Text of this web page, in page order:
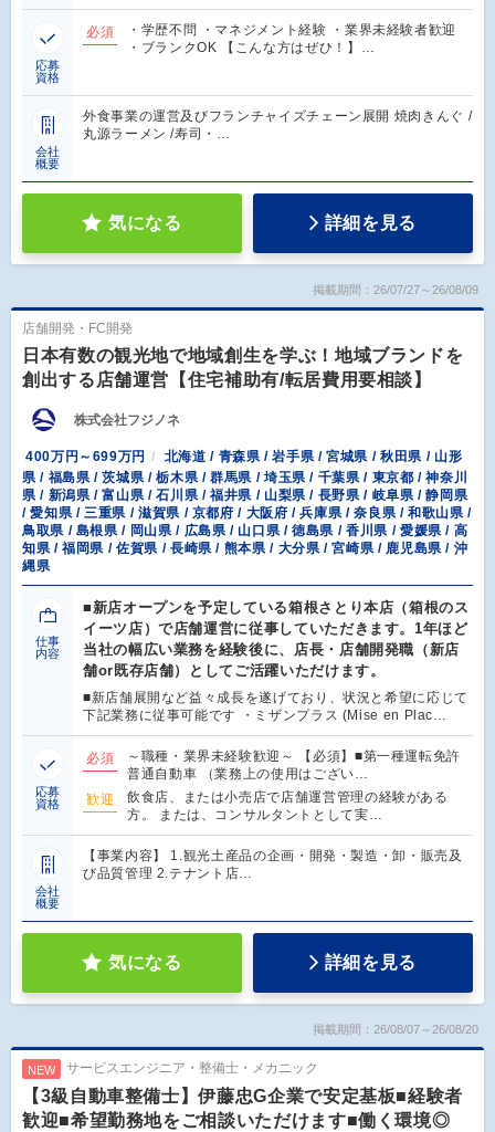
応募
資格
必須
・学歴不問 ・マネジメント経験 ・業界未経験者歓迎
・ブランクOK 【こんな方はぜひ！】…
会社
概要
外食事業の運営及びフランチャイズチェーン展開 焼肉きんぐ /
丸源ラーメン /寿司・…
気になる 詳細を見る
掲載期間：26/07/27～26/08/09
店舗開発・FC開発
日本有数の観光地で地域創生を学ぶ！地域ブランドを
創出する店舗運営【住宅補助有/転居費用要相談】
株式会社フジノネ
400万円～699万円
北海道 / 青森県 / 岩手県 / 宮城県 / 秋田県 / 山形
県 / 福島県 / 茨城県 / 栃木県 / 群馬県 / 埼玉県 / 千葉県 / 東京都 / 神奈川
県 / 新潟県 / 富山県 / 石川県 / 福井県 / 山梨県 / 長野県 / 岐阜県 / 静岡県
/ 愛知県 / 三重県 / 滋賀県 / 京都府 / 大阪府 / 兵庫県 / 奈良県 / 和歌山県 /
鳥取県 / 島根県 / 岡山県 / 広島県 / 山口県 / 徳島県 / 香川県 / 愛媛県 / 高
知県 / 福岡県 / 佐賀県 / 長崎県 / 熊本県 / 大分県 / 宮崎県 / 鹿児島県 / 沖
縄県
仕事
内容
■新店オープンを予定している箱根さとり本店（箱根のス
イーツ店）で店舗運営に従事していただきます。1年ほど
当社の幅広い業務を経験後に、店長・店舗開発職（新店
舗or既存店舗）としてご活躍いただけます。
■新店舗展開など益々成長を遂げており、状況と希望に応じて
下記業務に従事可能です ・ミザンプラス (Mise en Plac…
応募
資格
必須
～職種・業界未経験歓迎～ 【必須】■第一種運転免許
普通自動車 （業務上の使用はござい…
歓迎
飲食店、または小売店で店舗運営管理の経験がある
方。 または、コンサルタントとして実…
会社
概要
【事業内容】 1.観光土産品の企画・開発・製造・卸・販売及
び品質管理 2.テナント店…
気になる 詳細を見る
掲載期間：26/08/07～26/08/20
NEW サービスエンジニア・整備士・メカニック
【3級自動車整備士】伊藤忠G企業で安定基板■経験者
歓迎■希望勤務地をご相談いただけます■働く環境◎